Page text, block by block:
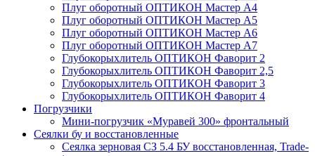
Плуг оборотный ОПТИКОН Мастер А4
Плуг оборотный ОПТИКОН Мастер А5
Плуг оборотный ОПТИКОН Мастер А6
Плуг оборотный ОПТИКОН Мастер А7
Глубокорыхлитель ОПТИКОН Фаворит 2
Глубокорыхлитель ОПТИКОН Фаворит 2,5
Глубокорыхлитель ОПТИКОН Фаворит 3
Глубокорыхлитель ОПТИКОН Фаворит 4
Погрузчики
Мини-погрузчик «Муравей 300» фронтальный
Сеялки бу и восстановленные
Сеялка зерновая СЗ 5.4 БУ восстановленная, Trade-